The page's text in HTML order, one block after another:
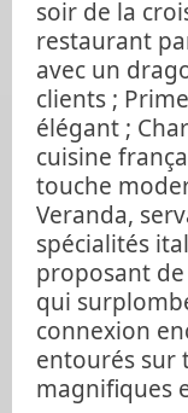
soir de la
restaurant
avec un
clients ;
élégant ;
cuisine
touche
Veranda,
spécialités
proposant
qui
connexion
entourés sur
magnifiques